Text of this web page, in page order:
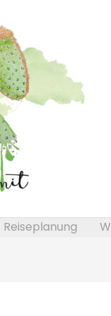
Reiseplanung